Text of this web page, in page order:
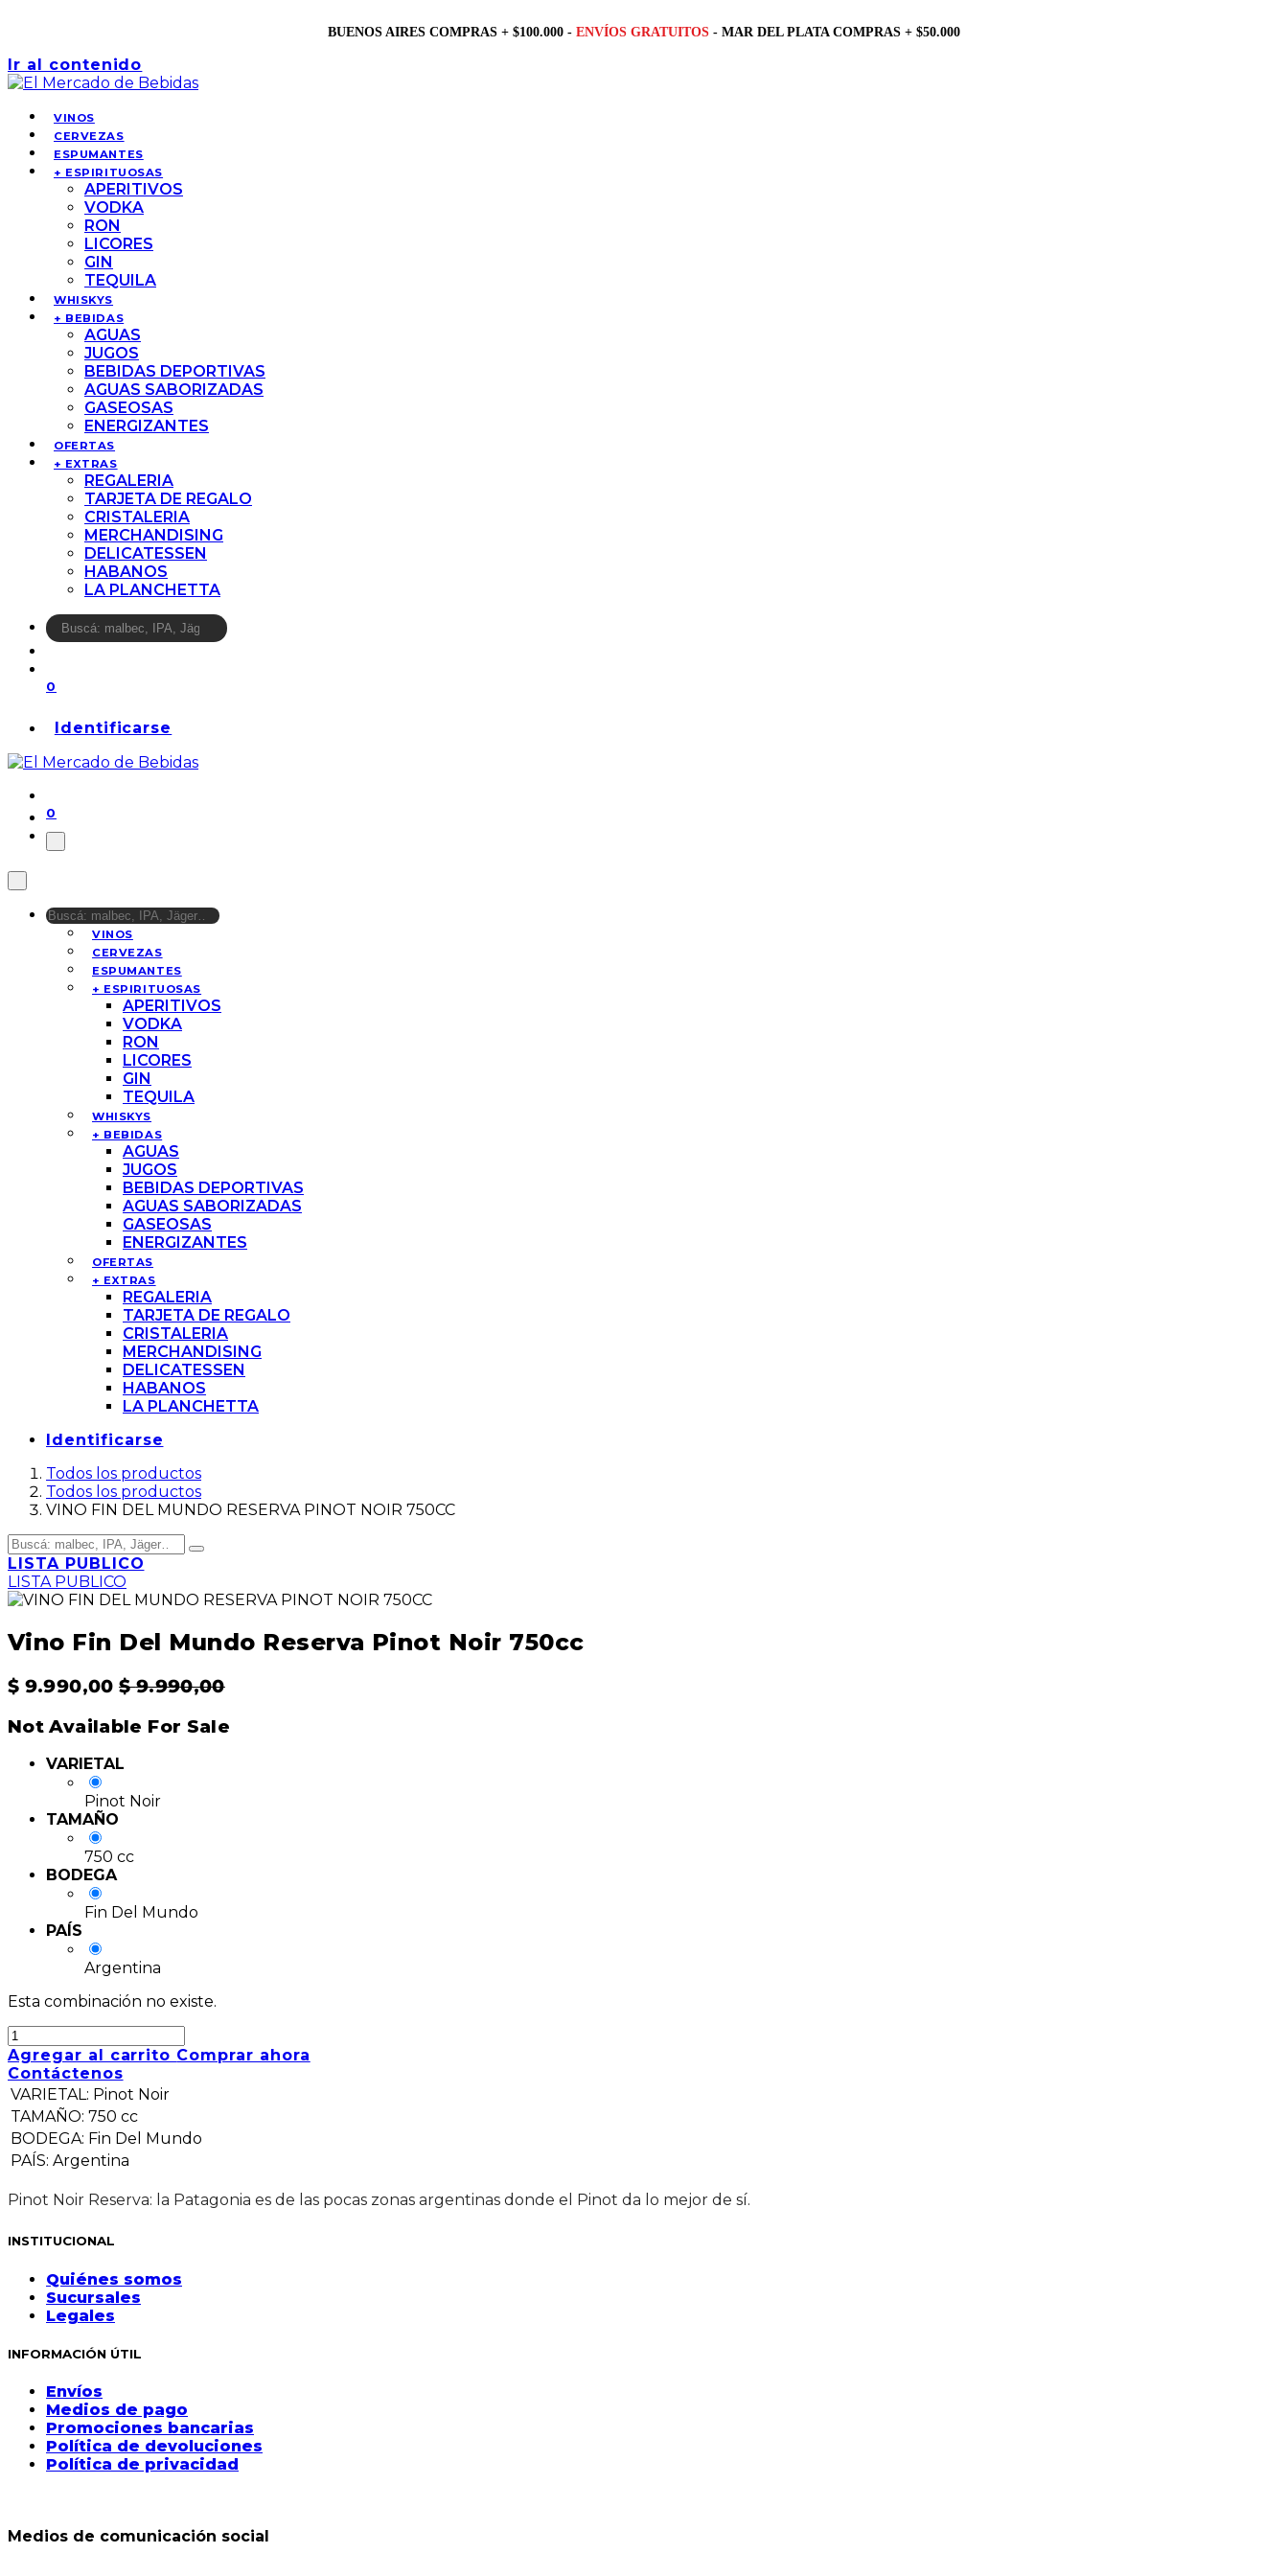
BUENOS AIRES COMPRAS + $100.000 - ENVÍOS GRATUITOS - MAR DEL PLATA COMPRAS + $50.000
Ir al contenido
VINOS
CERVEZAS
ESPUMANTES
+ ESPIRITUOSAS
APERITIVOS
VODKA
RON
LICORES
GIN
TEQUILA
WHISKYS
+ BEBIDAS
AGUAS
JUGOS
BEBIDAS DEPORTIVAS
AGUAS SABORIZADAS
GASEOSAS
ENERGIZANTES
OFERTAS
+ EXTRAS
REGALERIA
TARJETA DE REGALO
CRISTALERIA
MERCHANDISING
DELICATESSEN
HABANOS
LA PLANCHETTA
0
Identificarse
0
VINOS
CERVEZAS
ESPUMANTES
+ ESPIRITUOSAS
APERITIVOS
VODKA
RON
LICORES
GIN
TEQUILA
WHISKYS
+ BEBIDAS
AGUAS
JUGOS
BEBIDAS DEPORTIVAS
AGUAS SABORIZADAS
GASEOSAS
ENERGIZANTES
OFERTAS
+ EXTRAS
REGALERIA
TARJETA DE REGALO
CRISTALERIA
MERCHANDISING
DELICATESSEN
HABANOS
LA PLANCHETTA
Identificarse
Todos los productos
Todos los productos
VINO FIN DEL MUNDO RESERVA PINOT NOIR 750CC
LISTA PUBLICO
LISTA PUBLICO
Vino Fin Del Mundo Reserva Pinot Noir 750cc
$ 9.990,00 $9.990,00
Not Available For Sale
VARIETAL
Pinot Noir
TAMAÑO
750 cc
BODEGA
Fin Del Mundo
PAÍS
Argentina
Esta combinación no existe.
Agregar al carrito Comprar ahora
Contáctenos
VARIETAL: Pinot Noir
TAMAÑO: 750 cc
BODEGA: Fin Del Mundo
PAÍS: Argentina
Pinot Noir Reserva: la Patagonia es de las pocas zonas argentinas donde el Pinot da lo mejor de sí.
INSTITUCIONAL
Quiénes somos
Sucursales
Legales
INFORMACIÓN ÚTIL
Envíos
Medios de pago
Promociones bancarias
Política de devoluciones
Política de privacidad
Medios de comunicación social